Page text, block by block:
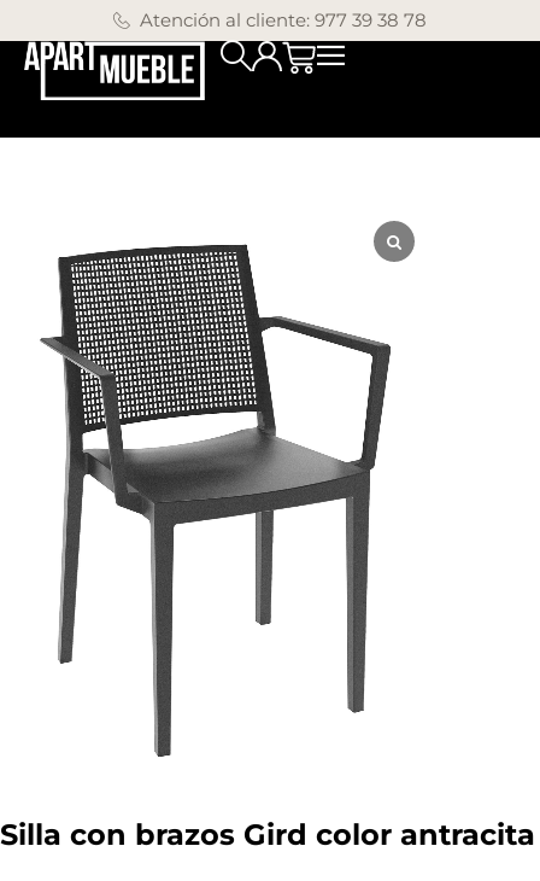
Atención al cliente: 977 39 38 78
Silla con brazos Gird color antracita